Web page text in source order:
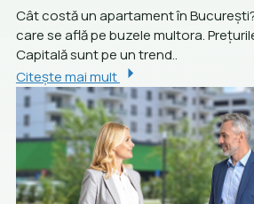
Cât costă un apartament în
care se află pe buzele multora.
Capitală sunt pe un trend..
Citește mai mult